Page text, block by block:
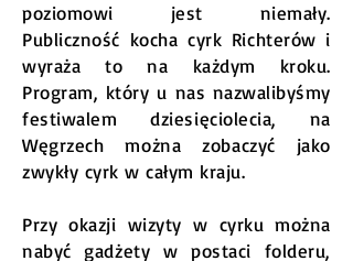
poziomowi jest niemały.
Publiczność kocha cyrk Richterów i
wyraża to na każdym kroku.
Program, który u nas nazwalibyśmy
festiwalem dziesięciolecia, na
Węgrzech można zobaczyć jako
zwykły cyrk w całym kraju.
Przy okazji wizyty w cyrku można
nabyć gadżety w postaci folderu,